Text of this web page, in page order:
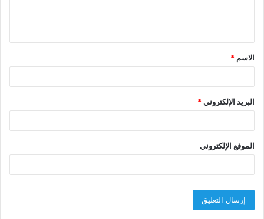
ق
*
الاسم *
البريد الإلكتروني*
الموقع الإلكتروني